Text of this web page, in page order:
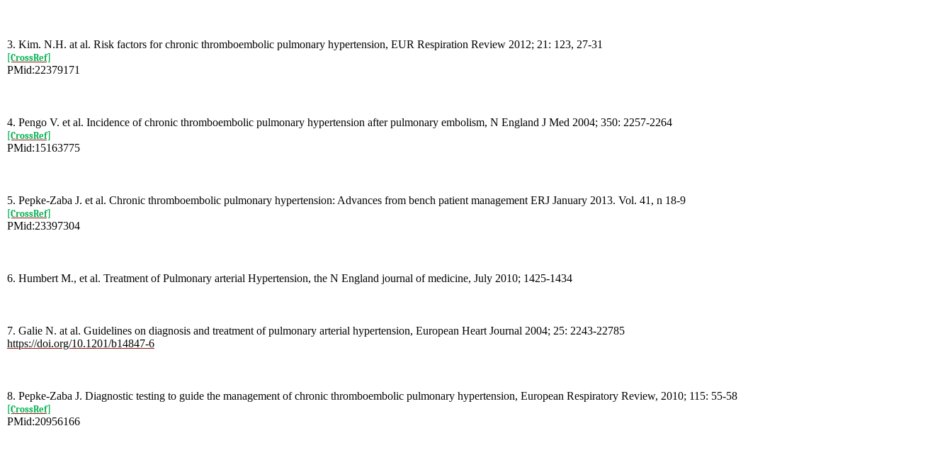
3. Kim. N.H. at al. Risk factors for chronic thromboembolic pulmonary hypertension, EUR Respiration Review 2012; 21: 123, 27-31
[CrossRef]
PMid:22379171
4. Pengo V. et al. Incidence of chronic thromboembolic pulmonary hypertension after pulmonary embolism, N England J Med 2004; 350: 2257-2264
[CrossRef]
PMid:15163775
5. Pepke-Zaba J. et al. Chronic thromboembolic pulmonary hypertension: Advances from bench patient management ERJ January 2013. Vol. 41, n 18-9
[CrossRef]
PMid:23397304
6. Humbert M., et al. Treatment of Pulmonary arterial Hypertension, the N England journal of medicine, July 2010; 1425-1434
7. Galie N. at al. Guidelines on diagnosis and treatment of pulmonary arterial hypertension, European Heart Journal 2004; 25: 2243-22785
https://doi.org/10.1201/b14847-6
8. Pepke-Zaba J. Diagnostic testing to guide the management of chronic thromboembolic pulmonary hypertension, European Respiratory Review, 2010; 115: 55-58
[CrossRef]
PMid:20956166